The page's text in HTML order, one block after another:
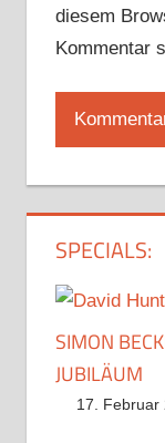
diesem
Kommentar
SPECIALS:
SIMON
JUBILÄUM
17. Februar